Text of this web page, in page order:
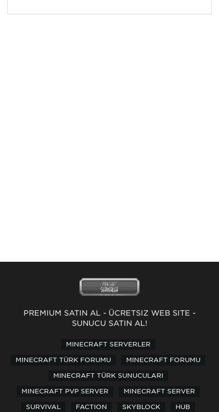
PREMİUM SATIN AL - ÜCRETSİZ WEB SİTE -
SUNUCU SATIN AL!
MINECRAFT SERVERLER
MINECRAFT TÜRK FORUMU MINECRAFT FORUMU
MINECRAFT TÜRK SUNUCULARI
MINECRAFT PVP SERVER MINECRAFT SERVER
SURVIVAL FACTION SKYBLOCK HUB